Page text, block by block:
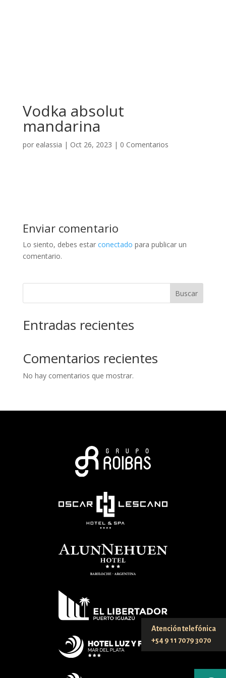
Vodka absolut
mandarina
por ealassia | Oct 26, 2023 | 0 Comentarios
Enviar comentario
Lo siento, debes estar conectado para publicar un
comentario.
Buscar
Entradas recientes
Comentarios recientes
No hay comentarios que mostrar.
Atención telefónica
+54 9 11 7079 3070